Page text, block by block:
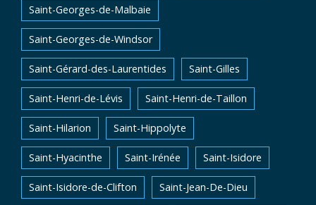
Saint-Georges-de-Malbaie
Saint-Georges-de-Windsor
Saint-Gérard-des-Laurentides Saint-Gilles
Saint-Henri-de-Lévis Saint-Henri-de-Taillon
Saint-Hilarion Saint-Hippolyte
Saint-Hyacinthe Saint-Irénée Saint-Isidore
Saint-Isidore-de-Clifton Saint-Jean-De-Dieu